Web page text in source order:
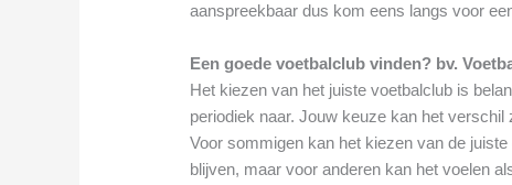
aanspreekbaar dus kom eens langs voor
Een goede voetbalclub vinden? bv.
Het kiezen van het juiste voetbalclub is
periodiek naar. Jouw keuze kan het
Voor sommigen kan het kiezen van de
blijven, maar voor anderen kan het voelen